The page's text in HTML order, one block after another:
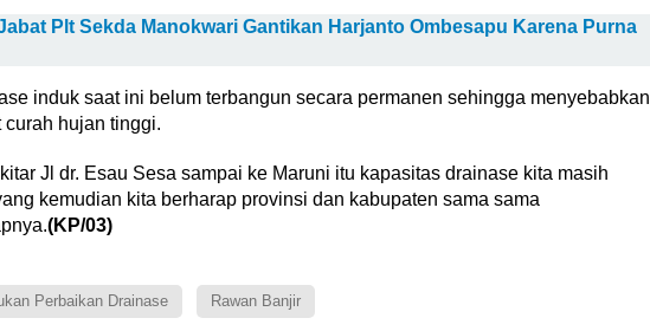
Plt Sekda Manokwari Gantikan Harjanto Ombesapu Karena Purna
induk saat ini belum terbangun secara permanen sehingga menyebabkan
curah hujan tinggi.
Jl dr. Esau Sesa sampai ke Maruni itu kapasitas drainase kita masih
kemudian kita berharap provinsi dan kabupaten sama sama
(KP/03)
Perbaikan Drainase Rawan Banjir